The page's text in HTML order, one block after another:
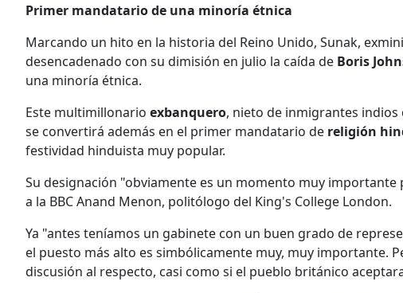
Primer mandatario de una minoría étnica
Marcando un hito en la historia del Reino Unido, Sunak,
desencadenado con su dimisión en julio la caída de Boris
una minoría étnica.
Este multimillonario exbanquero, nieto de inmigrantes indios
se convertirá además en el primer mandatario de religión
festividad hinduista muy popular.
Su designación "obviamente es un momento muy importante
a la BBC Anand Menon, politólogo del King's College London.
Ya "antes teníamos un gabinete con un buen grado de
el puesto más alto es simbólicamente muy, muy importante.
discusión al respecto, casi como si el pueblo británico